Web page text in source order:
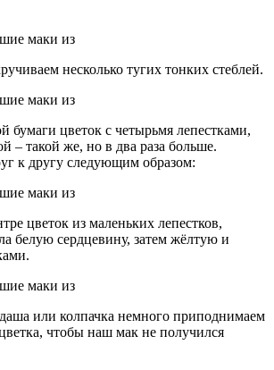
несколько тугих тонких стеблей.
бумаги цветок с четырьмя лепестками,
– такой же, но в два раза больше.
к другу следующим образом:
цветок из маленьких лепестков,
белую сердцевину, затем жёлтую и
или колпачка немного приподнимаем
чтобы наш мак не получился